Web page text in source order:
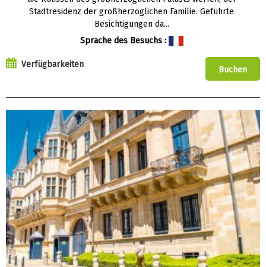
Stadtresidenz der großherzoglichen Familie. Geführte
Besichtigungen da...
Sprache des Besuchs :
Verfügbarkeiten
Buchen